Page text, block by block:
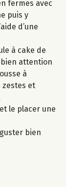
fermes avec
puis y
d’une
à cake de
attention
à
zestes et
le placer une
bien